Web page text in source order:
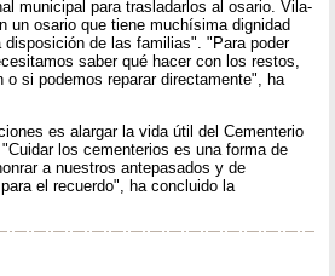
municipal para trasladarlos al osario. Vila-
un osario que tiene muchísima dignidad
disposición de las familias". "Para poder
saber qué hacer con los restos,
o si podemos reparar directamente", ha
es alargar la vida útil del Cementerio
los cementerios es una forma de
a nuestros antepasados y de
el recuerdo", ha concluido la